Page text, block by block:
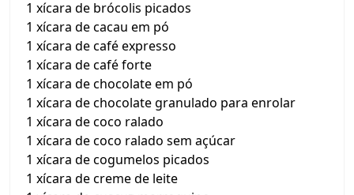
1 xícara de brócolis picados
1 xícara de cacau em pó
1 xícara de café expresso
1 xícara de café forte
1 xícara de chocolate em pó
1 xícara de chocolate granulado para enrolar
1 xícara de coco ralado
1 xícara de coco ralado sem açúcar
1 xícara de cogumelos picados
1 xícara de creme de leite